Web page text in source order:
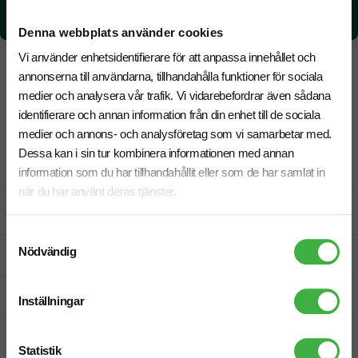
Denna webbplats använder cookies
Vi använder enhetsidentifierare för att anpassa innehållet och
annonserna till användarna, tillhandahålla funktioner för sociala
medier och analysera vår trafik. Vi vidarebefordrar även sådana
identifierare och annan information från din enhet till de sociala
medier och annons- och analysföretag som vi samarbetar med.
Dessa kan i sin tur kombinera informationen med annan
information som du har tillhandahållit eller som de har samlat in
när du har använt deras tjänster.
Nödvändig
Inställningar
Statistik
Fri offert
Prisgaranti